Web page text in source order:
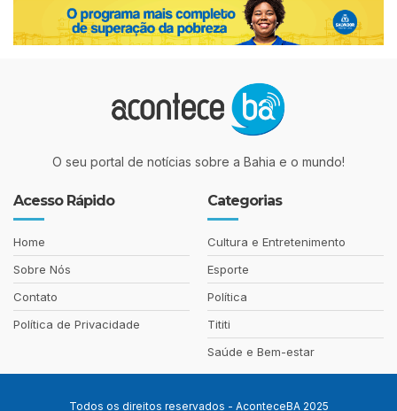
O seu portal de notícias sobre a Bahia e o mundo!
Acesso Rápido
Home
Sobre Nós
Contato
Política de Privacidade
Categorias
Cultura e Entretenimento
Esporte
Política
Tititi
Saúde e Bem-estar
Todos os direitos reservados - AconteceBA 2025